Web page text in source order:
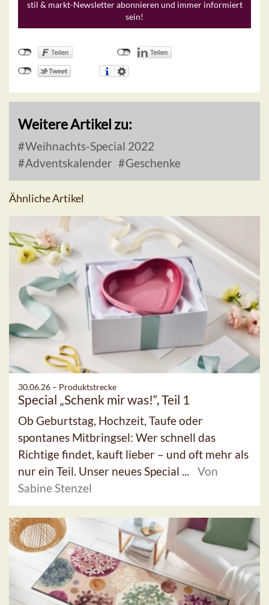
stil & markt-Newsletter abonnieren und immer informiert
sein!
Weitere Artikel zu:
Weihnachts-Special 2022
Adventskalender
Geschenke
Ähnliche Artikel
30.06.26 – Produktstrecke
Special „Schenk mir was!“, Teil 1
Ob Geburtstag, Hochzeit, Taufe oder
spontanes Mitbringsel: Wer schnell das
Richtige findet, kauft lieber – und oft mehr als
nur ein Teil. Unser neues Special ...
Von
Sabine Stenzel